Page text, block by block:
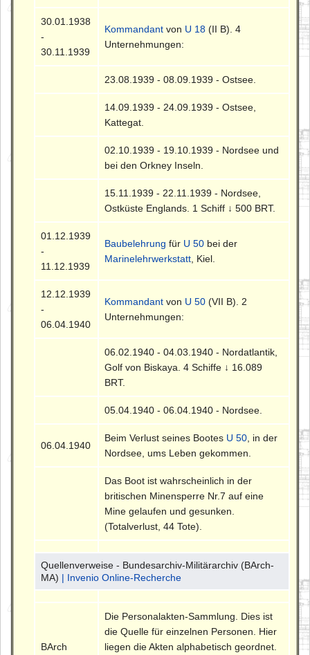
30.01.1938
-
30.11.1939
Kommandant von U 18 (II B). 4
Unternehmungen:
23.08.1939 - 08.09.1939 - Ostsee.
14.09.1939 - 24.09.1939 - Ostsee,
Kattegat.
02.10.1939 - 19.10.1939 - Nordsee und
bei den Orkney Inseln.
15.11.1939 - 22.11.1939 - Nordsee,
Ostküste Englands. 1 Schiff ↓ 500 BRT.
01.12.1939
-
11.12.1939
Baubelehrung für U 50 bei der
Marinelehrwerkstatt , Kiel.
12.12.1939
-
06.04.1940
Kommandant von U 50 (VII B). 2
Unternehmungen:
06.02.1940 - 04.03.1940 - Nordatlantik,
Golf von Biskaya. 4 Schiffe ↓ 16.089
BRT.
05.04.1940 - 06.04.1940 - Nordsee.
06.04.1940
Beim Verlust seines Bootes U 50 , in der
Nordsee, ums Leben gekommen.
Das Boot ist wahrscheinlich in der
britischen Minensperre Nr.7 auf eine
Mine gelaufen und gesunken.
(Totalverlust, 44 Tote).
Quellenverweise - Bundesarchiv-Militärarchiv (BArch-
MA) | Invenio Online-Recherche
BArch
Die Personalakten-Sammlung. Dies ist
die Quelle für einzelnen Personen. Hier
liegen die Akten alphabetisch geordnet.